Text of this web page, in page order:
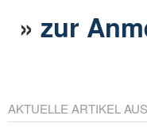
»zur
AKTUELLE ARTIKEL